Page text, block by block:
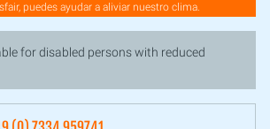
puedes ayudar a aliviar nuestro clima.
for disabled persons with reduced